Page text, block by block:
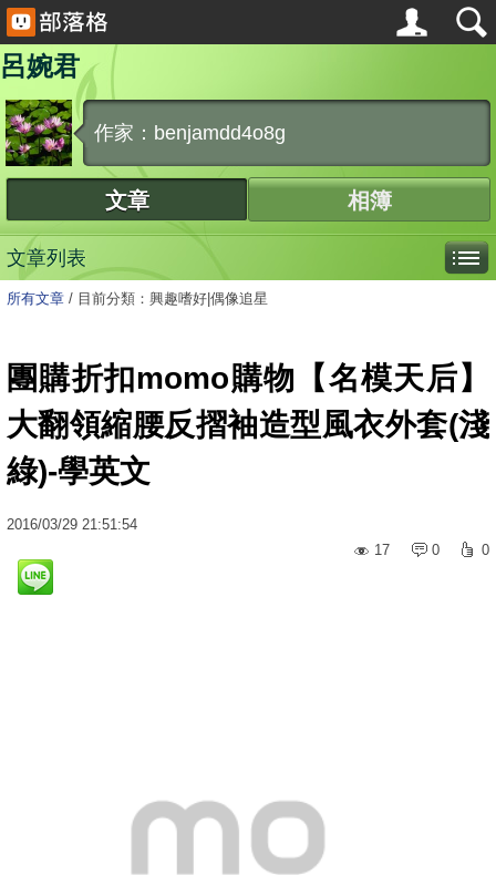
呂婉君
作家：benjamdd4o8g
文章 相簿
文章列表
所有文章 / 目前分類：興趣嗜好|偶像追星
團購折扣momo購物【名模天后】
大翻領縮腰反摺袖造型風衣外套(淺
綠)-學英文
2016/03/29 21:51:54
17
0 0